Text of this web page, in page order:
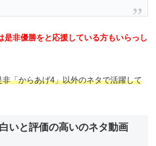
是非優勝をと応援している方もいらっし
「からあげ4」以外のネタで活躍して
いと評価の高いのネタ動画